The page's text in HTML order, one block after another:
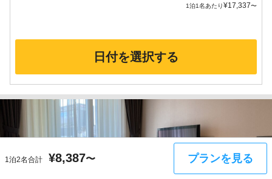
1泊2名合計 ¥8,387〜 プランを見る
1泊1名あたり¥17,337〜
日付を選択する